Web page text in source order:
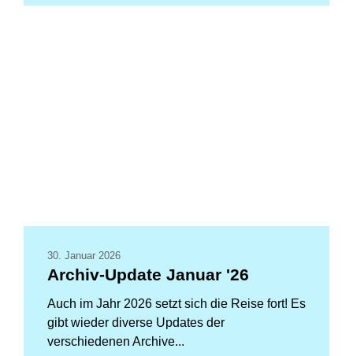
30. Januar 2026
Archiv-Update Januar '26
Auch im Jahr 2026 setzt sich die Reise fort! Es
gibt wieder diverse Updates der
verschiedenen Archive...